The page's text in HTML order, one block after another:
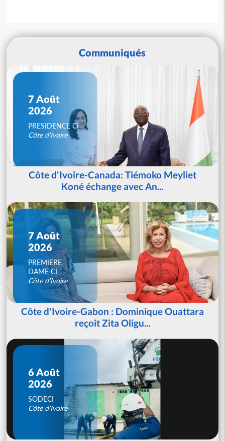
Communiqués
7 Août
2026
PRESIDENCE CI
Côte d'Ivoire
Côte d'Ivoire-Canada: Tiémoko Meyliet
Koné échange avec An...
7 Août
2026
PREMIERE
DAME CI
Côte d'Ivoire
Côte d'Ivoire-Gabon : Dominique Ouattara
reçoit Zita Oligu...
6 Août
2026
SODECI
Côte d'Ivoire